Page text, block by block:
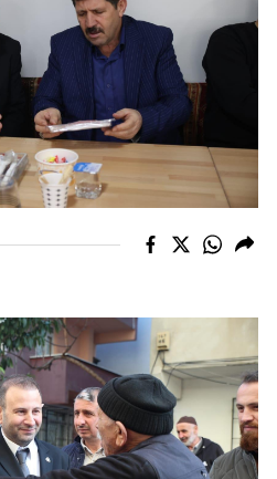
Sakarya
Samsun
Siirt
Sinop
Sivas
Trabzon
Tunceli
Şanlıurfa
Uşak